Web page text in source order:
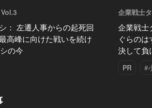
： 左遷人事からの起死回
高峰に向けた戦いを続け
の今
企業戦士
企業戦士
ぐらの
決して負
PR #